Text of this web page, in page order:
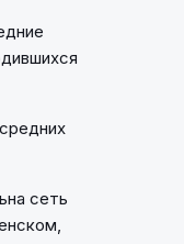
сеть